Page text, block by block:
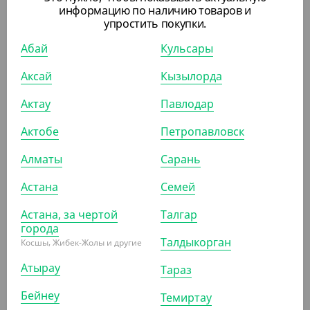
КОР (50)
ПОХОЖИЕ ТОВАРЫ
10 479
(10 479₸/ШТ)
Крем для рук "Autograph", 5 л, Orchid Shades
ШТ КОР (2)
информацию по наличию товаров и
упростить покупки.
Абай
Аксай
Актау
Актобе
Алматы
Астана
Астана, за чертой
города
Косшы, Жибек-Жолы и другие
Атырау
Бейнеу
Кульсары
Кызылорда
Павлодар
Петропавловск
Сарань
Семей
Талгар
Талдыкорган
Тараз
Темиртау